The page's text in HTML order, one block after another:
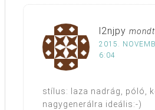
l2njpy
2015.
6:04
stílus: laza nadrág, póló,
nagygenerálra ideális:-)